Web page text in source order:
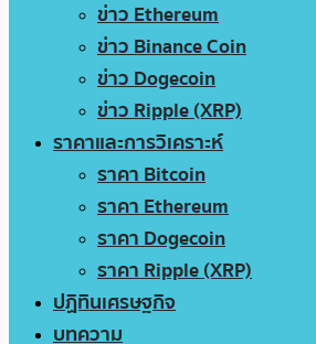
ข่าว Ethereum
ข่าว Binance Coin
ข่าว Dogecoin
ข่าว Ripple (XRP)
ราคาและการวิเคราะห์
ราคา Bitcoin
ราคา Ethereum
ราคา Dogecoin
ราคา Ripple (XRP)
ปฏิทินเศรษฐกิจ
บทความ